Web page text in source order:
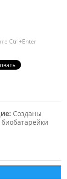
Ctrl+Enter
Созданы